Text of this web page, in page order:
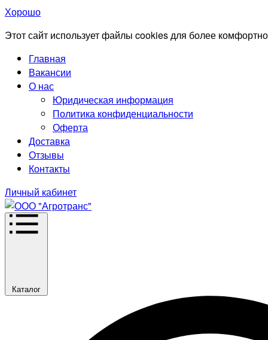
Хорошо
Этот сайт использует файлы cookies для более
Главная
Вакансии
О нас
Юридическая информация
Политика конфиденциальности
Оферта
Доставка
Отзывы
Контакты
Личный кабинет
Каталог